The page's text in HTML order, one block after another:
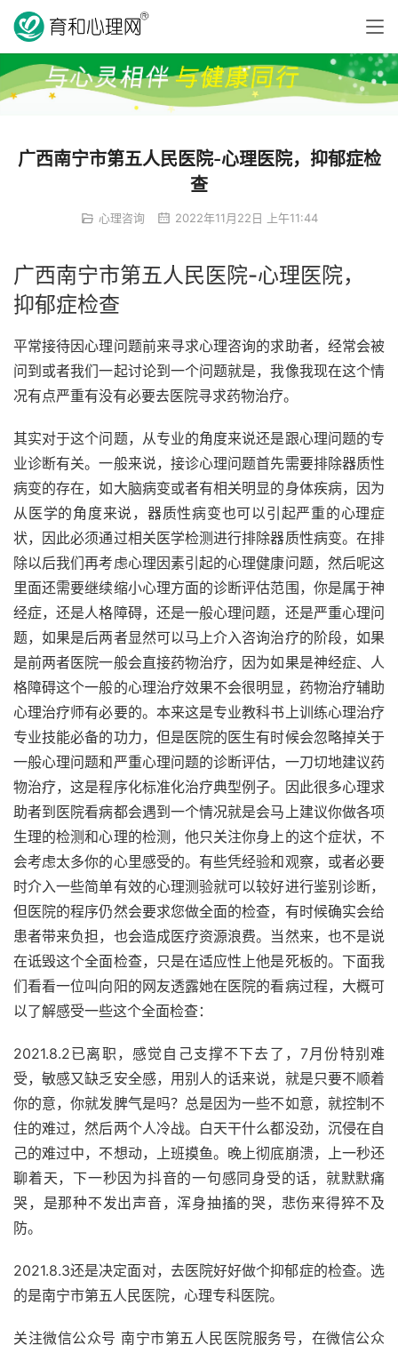
广西南宁市第五人民医院-心理医院，抑郁症检
查
心理咨询 2022年11月22日 上午11:44
广西南宁市第五人民医院-心理医院，
抑郁症检查
平常接待因心理问题前来寻求心理咨询的求助者，经常会被
问到或者我们一起讨论到一个问题就是，我像我现在这个情
况有点严重有没有必要去医院寻求药物治疗。
其实对于这个问题，从专业的角度来说还是跟心理问题的专
业诊断有关。一般来说，接诊心理问题首先需要排除器质性
病变的存在，如大脑病变或者有相关明显的身体疾病，因为
从医学的角度来说，器质性病变也可以引起严重的心理症
状，因此必须通过相关医学检测进行排除器质性病变。在排
除以后我们再考虑心理因素引起的心理健康问题，然后呢这
里面还需要继续缩小心理方面的诊断评估范围，你是属于神
经症，还是人格障碍，还是一般心理问题，还是严重心理问
题，如果是后两者显然可以马上介入咨询治疗的阶段，如果
是前两者医院一般会直接药物治疗，因为如果是神经症、人
格障碍这个一般的心理治疗效果不会很明显，药物治疗辅助
心理治疗师有必要的。本来这是专业教科书上训练心理治疗
专业技能必备的功力，但是医院的医生有时候会忽略掉关于
一般心理问题和严重心理问题的诊断评估，一刀切地建议药
物治疗，这是程序化标准化治疗典型例子。因此很多心理求
助者到医院看病都会遇到一个情况就是会马上建议你做各项
生理的检测和心理的检测，他只关注你身上的这个症状，不
会考虑太多你的心里感受的。有些凭经验和观察，或者必要
时介入一些简单有效的心理测验就可以较好进行鉴别诊断，
但医院的程序仍然会要求您做全面的检查，有时候确实会给
患者带来负担，也会造成医疗资源浪费。当然来，也不是说
在诋毁这个全面检查，只是在适应性上他是死板的。下面我
们看看一位叫向阳的网友透露她在医院的看病过程，大概可
以了解感受一些这个全面检查：
2021.8.2已离职，感觉自己支撑不下去了，7月份特别难
受，敏感又缺乏安全感，用别人的话来说，就是只要不顺着
你的意，你就发脾气是吗？总是因为一些不如意，就控制不
住的难过，然后两个人冷战。白天干什么都没劲，沉侵在自
己的难过中，不想动，上班摸鱼。晚上彻底崩溃，上一秒还
聊着天，下一秒因为抖音的一句感同身受的话，就默默痛
哭，是那种不发出声音，浑身抽搐的哭，悲伤来得猝不及
防。
2021.8.3还是决定面对，去医院好好做个抑郁症的检查。选
的是南宁市第五人民医院，心理专科医院。
关注微信公众号 南宁市第五人民医院服务号，在微信公众